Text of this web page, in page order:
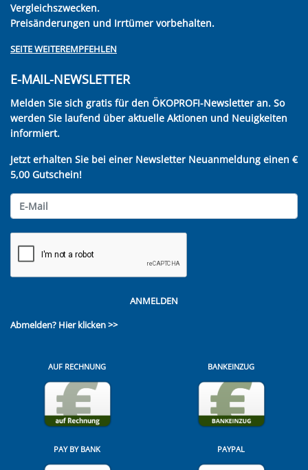
Vergleichszwecken.
Preisänderungen und Irrtümer vorbehalten.
SEITE WEITEREMPFEHLEN
E-MAIL-NEWSLETTER
Melden Sie sich gratis für den ÖKOPROFI-Newsletter an. So
werden Sie laufend über aktuelle Aktionen und Neuigkeiten
informiert.
Jetzt erhalten Sie bei einer Newsletter Neuanmeldung einen €
5,00 Gutschein!
ANMELDEN
Abmelden? Hier klicken >>
AUF RECHNUNG BANKEINZUG
PAY BY BANK PAYPAL